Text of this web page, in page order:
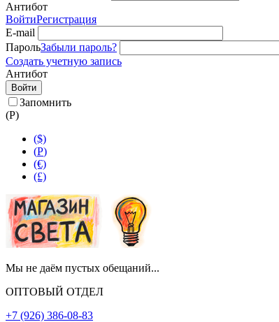
Антибот
ВойтиРегистрация
E-mail
ПарольЗабыли пароль?
Создать учетную запись
Антибот
Войти
Запомнить
(Р)
($)
(Р)
(€)
(£)
Мы не даём пустых обещаний...
ОПТОВЫЙ ОТДЕЛ
+7 (926) 386-08-83